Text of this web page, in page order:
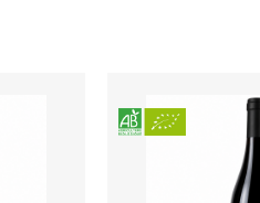
majorité des parcelles,
face au sud, à la
de la Liquière est
2008 et 2012
certifié du
y sont conformes :
de l’environnement et